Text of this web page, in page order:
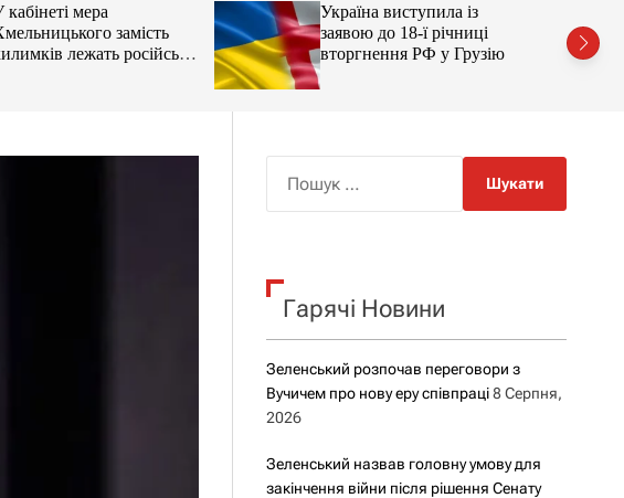
ч
р
о
у
кабінеті мера
замість
лежать російські
(відео)
Україна виступила із
заявою до 18-ї річниці
вторгнення РФ у Грузію
к
Гарячі Новини
Зеленський розпочав переговори з
Вучичем про нову еру співпраці 8 Серпня,
2026
Зеленський назвав головну умову для
закінчення війни після рішення Сенату